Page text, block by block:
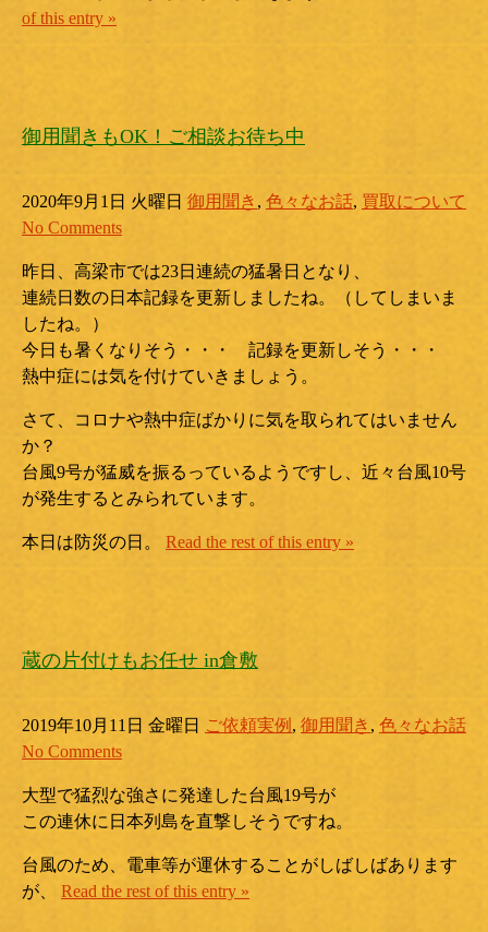
of this entry »
御用聞きもOK！ご相談お待ち中
2020年9月1日 火曜日 御用聞き , 色々なお話, 買取について
No Comments
昨日、高梁市では23日連続の猛暑日となり、
連続日数の日本記録を更新しましたね。（してしまいま
したね。）
今日も暑くなりそう・・・ 記録を更新しそう・・・
熱中症には気を付けていきましょう。
さて、コロナや熱中症ばかりに気を取られてはいません
か？
台風9号が猛威を振るっているようですし、近々台風10号
が発生するとみられています。
本日は防災の日。 Read the rest of this entry »
蔵の片付けもお任せ in倉敷
2019年10月11日 金曜日 ご依頼実例 , 御用聞き , 色々なお話
No Comments
大型で猛烈な強さに発達した台風19号が
この連休に日本列島を直撃しそうですね。
台風のため、電車等が運休することがしばしばあります
が、 Read the rest of this entry »